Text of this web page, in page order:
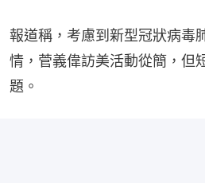
報道稱，考慮到新型冠狀病毒
情，菅義偉訪美活動從簡，但
題。